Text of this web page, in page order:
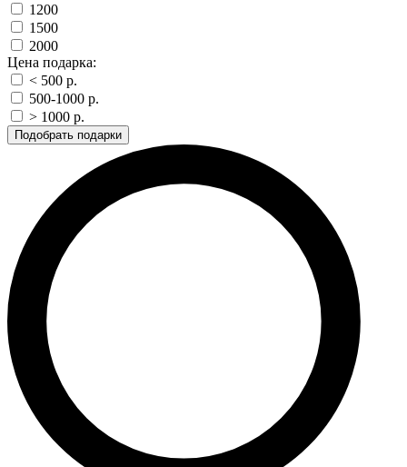
1200
1500
2000
Цена подарка:
< 500 p.
500-1000 p.
> 1000 p.